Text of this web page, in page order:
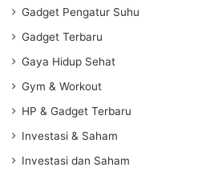
Gadget Pengatur Suhu
Gadget Terbaru
Gaya Hidup Sehat
Gym & Workout
HP & Gadget Terbaru
Investasi & Saham
Investasi dan Saham